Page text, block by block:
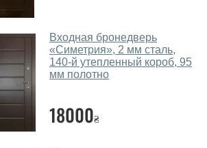
Входная бронедверь
«Симетрия», 2 мм сталь,
140-й утепленный короб, 95
мм полотно
18000₴